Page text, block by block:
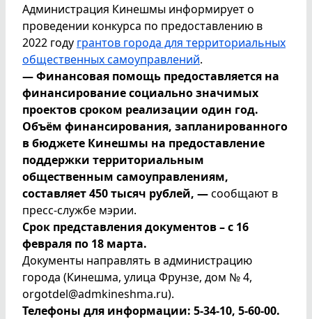
Администрация Кинешмы информирует о
проведении конкурса по предоставлению в
2022 году грантов города для территориальных
общественных самоуправлений.
— Финансовая помощь предоставляется на
финансирование социально значимых
проектов сроком реализации один год.
Объём финансирования, запланированного
в бюджете Кинешмы на предоставление
поддержки территориальным
общественным самоуправлениям,
составляет 450 тысяч рублей, —сообщают в
пресс-службе мэрии.
Срок представления документов – с 16
февраля по 18 марта.
Документы направлять в администрацию
города (Кинешма, улица Фрунзе, дом № 4,
orgotdel@admkineshma.ru).
Телефоны для информации: 5-34-10, 5-60-00.